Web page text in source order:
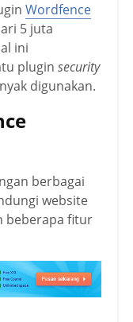
Wordfence
5 juta
ini
plugin security
digunakan.
berbagai
website
beberapa fitur